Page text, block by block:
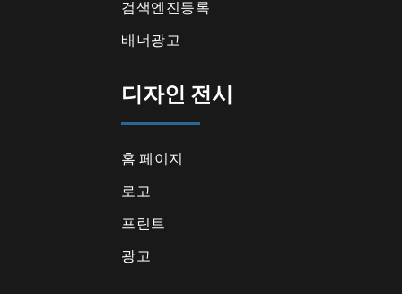
검색엔진등록
배너광고
디자인 전시
홈 페이지
로고
프린트
광고